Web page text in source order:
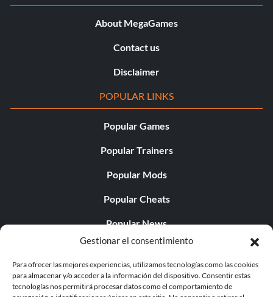
Gestionar el consentimiento
Para ofrecer las mejores experiencias, utilizamos tecnologías como las cookies
para almacenar y/o acceder a la información del dispositivo. Consentir estas
tecnologías nos permitirá procesar datos como el comportamiento de
About MegaGames
Contact us
Disclaimer
POPULAR LINKS
Popular Games
Popular Trainers
Popular Mods
Popular Cheats
Popular News
Popular Editorials
Popular Free Games